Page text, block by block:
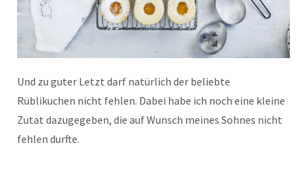
Und zu guter Letzt darf natürlich der beliebte
Rüblikuchen nicht fehlen. Dabei habe ich noch eine kleine
Zutat dazugegeben, die auf Wunsch meines Sohnes nicht
fehlen durfte.